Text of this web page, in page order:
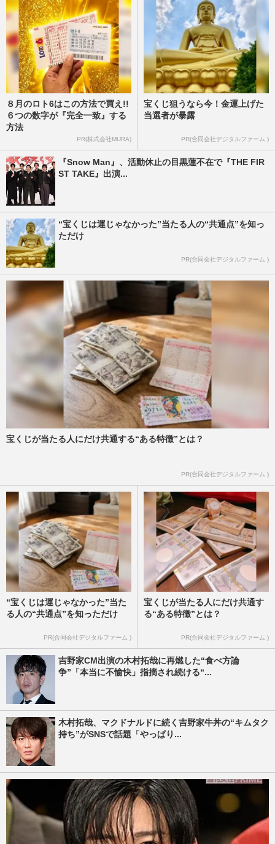
８月のロト6はこの方法で買え!!
６つの数字が『完全一致』する
方法
PR(株式会社MURA)
宝くじ狙うなら今！金運上げた
当選者が暴露
PR(合同会社デジタルファーム )
『Snow Man』、活動休止の目黒蓮不在で『THE FIR
ST TAKE』出演...
“宝くじは運じゃなかった”当たる人の“共通点”を知っ
ただけ
PR(合同会社デジタルファーム )
宝くじが当たる人にだけ共通する“ある特徴”とは？
PR(合同会社デジタルファーム )
“宝くじは運じゃなかった”当た
る人の“共通点”を知っただけ
PR(合同会社デジタルファーム )
宝くじが当たる人にだけ共通す
る“ある特徴”とは？
PR(合同会社デジタルファーム )
吉野家CM出演の木村拓哉に再燃した“食べ方論
争”「本当に不愉快」指摘され続ける“...
木村拓哉、マクドナルドに続く吉野家牛丼の“キムタク
持ち”がSNSで話題「やっぱり...